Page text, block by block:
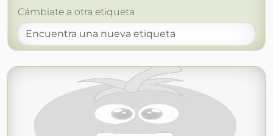
Cámbiate a otra etiqueta